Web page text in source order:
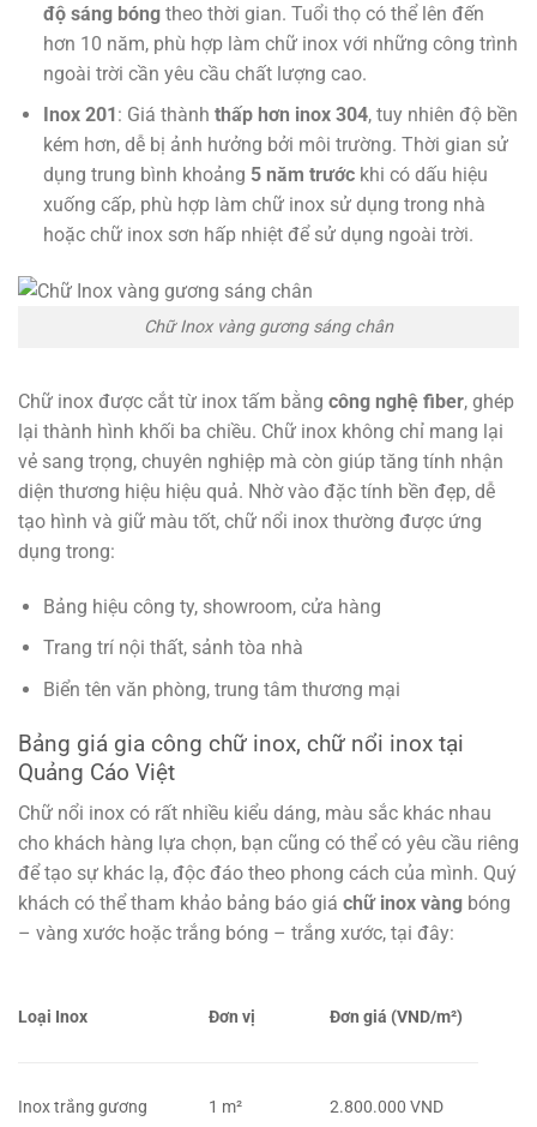
độ sáng bóngtheo thời gian. Tuổi thọ có thể lên đến
hơn 10 năm, phù hợp làm chữ inox với những công trình
ngoài trời cần yêu cầu chất lượng cao.
Inox 201 : Giá thành thấp hơn inox 304, tuy nhiên độ bền
kém hơn, dễ bị ảnh hưởng bởi môi trường. Thời gian sử
dụng trung bình khoảng 5 năm trướckhi có dấu hiệu
xuống cấp, phù hợp làm chữ inox sử dụng trong nhà
hoặc chữ inox sơn hấp nhiệt để sử dụng ngoài trời.
Chữ Inox vàng gương sáng chân
Chữ inox được cắt từ inox tấm bằng công nghệ fiber, ghép
lại thành hình khối ba chiều. Chữ inox không chỉ mang lại
vẻ sang trọng, chuyên nghiệp mà còn giúp tăng tính nhận
diện thương hiệu hiệu quả. Nhờ vào đặc tính bền đẹp, dễ
tạo hình và giữ màu tốt, chữ nổi inox thường được ứng
dụng trong:
Bảng hiệu công ty, showroom, cửa hàng
Trang trí nội thất, sảnh tòa nhà
Biển tên văn phòng, trung tâm thương mại
Bảng giá gia công chữ inox, chữ nổi inox tại
Quảng Cáo Việt
Chữ nổi inox có rất nhiều kiểu dáng, màu sắc khác nhau
cho khách hàng lựa chọn, bạn cũng có thể có yêu cầu riêng
để tạo sự khác lạ, độc đáo theo phong cách của mình. Quý
khách có thể tham khảo bảng báo giá chữ inox vàng bóng
– vàng xước hoặc trắng bóng – trắng xước, tại đây:
Loại Inox Đơn vị Đơn giá (VND/m²)
Inox trắng gương 1 m² 2.800.000 VND